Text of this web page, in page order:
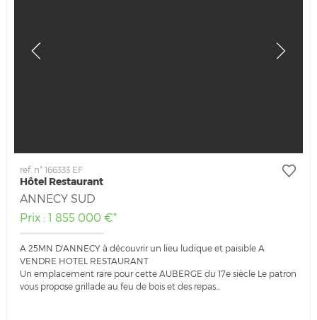
ref. n° 166333 EF
Hôtel Restaurant
ANNECY SUD
Prix : 1 855 000 €*
A 25MN D'ANNECY à découvrir un lieu ludique et paisible A
VENDRE HOTEL RESTAURANT
Un emplacement rare pour cette AUBERGE du 17e siècle Le patron
vous propose grillade au feu de bois et des repas...